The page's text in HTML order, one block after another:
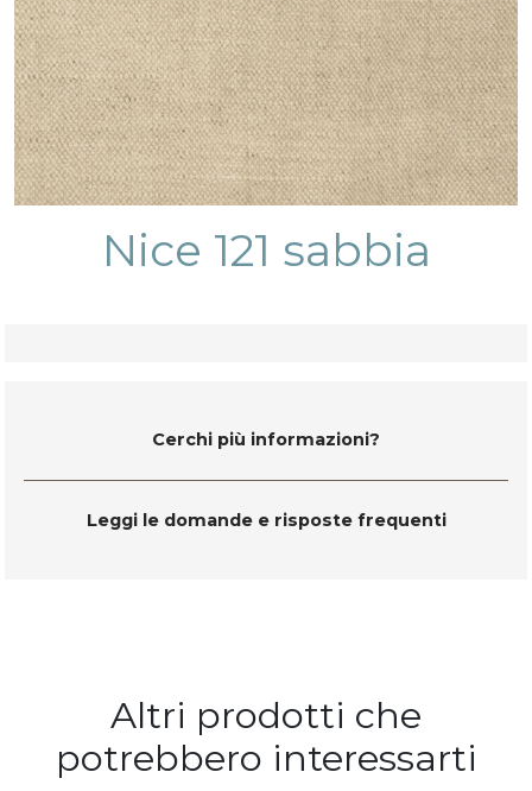
Nice 121 sabbia
Cerchi più informazioni?
Leggi le domande e risposte frequenti
Altri prodotti che
potrebbero interessarti